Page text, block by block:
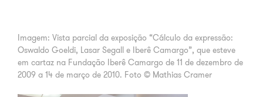
Imagem: Vista parcial da exposição “Cálculo da expressão:
Oswaldo Goeldi, Lasar Segall e Iberê Camargo”, que esteve
em cartaz na Fundação Iberê Camargo de 11 de dezembro de
2009 a 14 de março de 2010. Foto © Mathias Cramer